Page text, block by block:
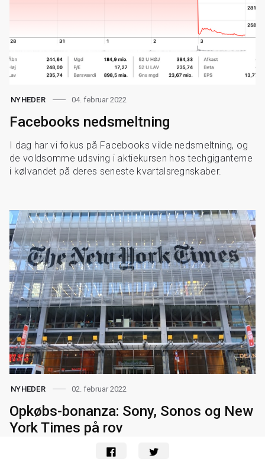
NYHEDER 04. februar 2022
Facebooks nedsmeltning
I dag har vi fokus på Facebooks vilde nedsmeltning, og
de voldsomme udsving i aktiekursen hos techgiganterne
i kølvandet på deres seneste kvartalsregnskaber.
NYHEDER 02. februar 2022
Opkøbs-bonanza: Sony, Sonos og New
York Times på rov
Vi kigger i dag på Sony, Sonos og New York Times, der i